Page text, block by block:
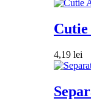
4,19 lei